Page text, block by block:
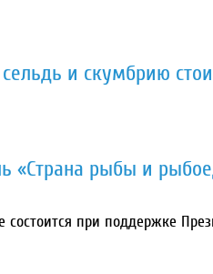
и скумбрию
«Страна рыбы и
состоится при поддержке